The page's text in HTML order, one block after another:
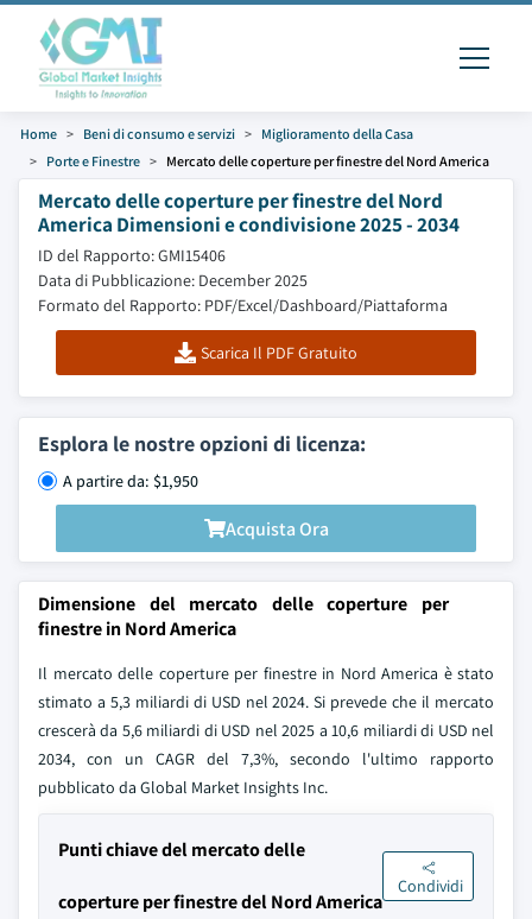
Home Beni di consumo e servizi
Miglioramento della Casa
Porte e Finestre
Mercato delle coperture per finestre del Nord America
Mercato delle coperture per finestre del Nord
America Dimensioni e condivisione 2025 - 2034
ID del Rapporto: GMI15406
Data di Pubblicazione: December 2025
Formato del Rapporto: PDF/Excel/Dashboard/Piattaforma
Scarica Il PDF Gratuito
Esplora le nostre opzioni di licenza:
A partire da: $1,950
Acquista Ora
Dimensione del mercato delle coperture per
finestre in Nord America
Il mercato delle coperture per finestre in Nord America è stato
stimato a 5,3 miliardi di USD nel 2024. Si prevede che il mercato
crescerà da 5,6 miliardi di USD nel 2025 a 10,6 miliardi di USD nel
2034, con un CAGR del 7,3%, secondo l'ultimo rapporto
pubblicato da Global Market Insights Inc.
Punti chiave del mercato delle
coperture per finestre del Nord America
Condividi